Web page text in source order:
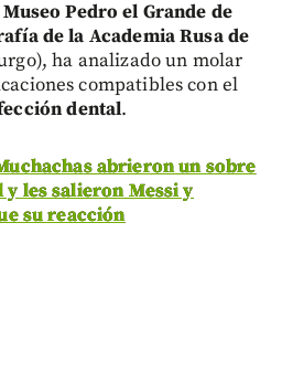
Museo Pedro el Grande de
de la Academia Rusa de
ha analizado un molar
compatibles con el
dental.
abrieron un sobre
les salieron Messi y
su reacción